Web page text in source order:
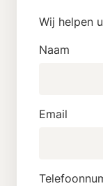
Wij helpen
Naam
Email